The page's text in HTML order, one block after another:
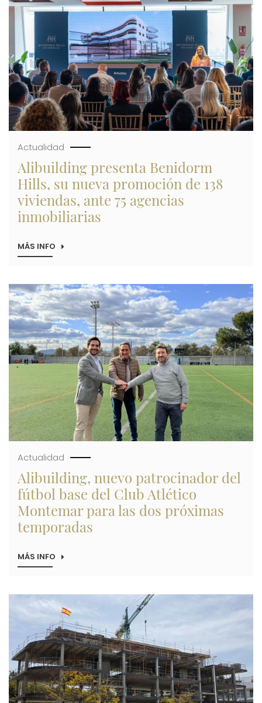
33,6
MILLONES
EUROS
EN
2025
Actualidad
Alibuilding presenta Benidorm
Hills, su nueva promoción de 138
viviendas, ante 75 agencias
inmobiliarias
MÁS INFO SOBRE
HILLS,
SU
NUEVA
PROMOCIÓN
DE
138
VIVIENDAS,
ANTE
75
AGENCIAS
INMOBILIARIAS
Imagen
Actualidad
Alibuilding, nuevo patrocinador del
fútbol base del Club Atlético
Montemar para las dos próximas
temporadas
MÁS INFO SOBRE
DEL
FÚTBOL
BASE
DEL
CLUB
ATLÉTICO
MONTEMAR
PARA
LAS
DOS
PRÓXIMAS
TEMPORADAS
Imagen